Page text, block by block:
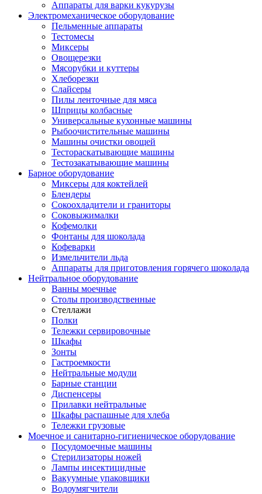
Аппараты для варки кукурузы
Электромеханическое оборудование
Пельменные аппараты
Тестомесы
Миксеры
Овощерезки
Мясорубки и куттеры
Хлеборезки
Слайсеры
Пилы ленточные для мяса
Шприцы колбасные
Универсальные кухонные машины
Рыбоочистительные машины
Машины очистки овощей
Тестораскатывающие машины
Тестозакатывающие машины
Барное оборудование
Миксеры для коктейлей
Блендеры
Сокоохладители и граниторы
Соковыжималки
Кофемолки
Фонтаны для шоколада
Кофеварки
Измельчители льда
Аппараты для приготовления горячего шоколада
Нейтральное оборудование
Ванны моечные
Столы производственные
Стеллажи
Полки
Тележки сервировочные
Шкафы
Зонты
Гастроемкости
Нейтральные модули
Барные станции
Диспенсеры
Прилавки нейтральные
Шкафы распашные для хлеба
Тележки грузовые
Моечное и санитарно-гигиеническое оборудование
Посудомоечные машины
Стерилизаторы ножей
Лампы инсектицидные
Вакуумные упаковщики
Водоумягчители